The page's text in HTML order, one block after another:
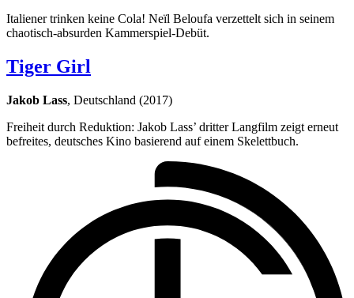
Italiener trinken keine Cola! Neïl Beloufa verzettelt sich in seinem
chaotisch-absurden Kammerspiel-Debüt.
Tiger Girl
Jakob Lass, Deutschland (2017)
Freiheit durch Reduktion: Jakob Lass’ dritter Langfilm zeigt erneut
befreites, deutsches Kino basierend auf einem Skelettbuch.